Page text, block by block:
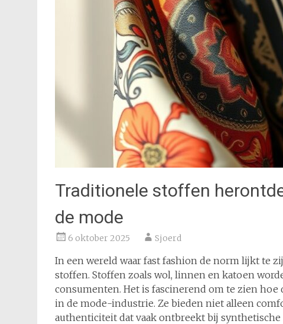
Traditionele stoffen
de mode
6 oktober 2025 Sjoerd
In een wereld waar fast fashion de norm lijkt te
stoffen. Stoffen zoals wol, linnen en katoen
consumenten. Het is fascinerend om te zien
in de mode-industrie. Ze bieden niet alleen
authenticiteit dat vaak ontbreekt bij synthetische